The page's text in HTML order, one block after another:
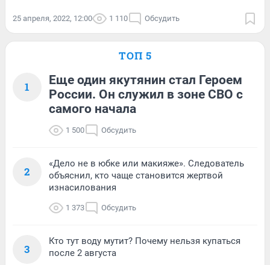
25 апреля, 2022, 12:00 1 110 Обсудить
ТОП 5
1
Еще один якутянин стал Героем
России. Он служил в зоне СВО с
самого начала
1 500 Обсудить
2
«Дело не в юбке или макияже». Следователь
объяснил, кто чаще становится жертвой
изнасилования
1 373 Обсудить
3
Кто тут воду мутит? Почему нельзя купаться
после 2 августа